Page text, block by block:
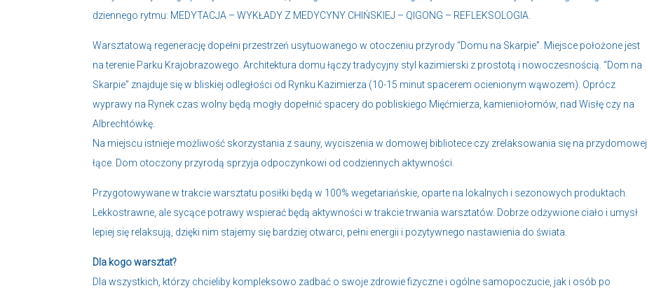
dziennego rytmu: MEDYTACJA – WYKŁADY Z MEDYCYNY CHIŃSKIEJ – QIGONG – REFLEKSOLOGIA.
Warsztatową regenerację dopełni przestrzeń usytuowanego w otoczeniu przyrody “Domu na Skarpie”. Miejsce położone jest
na terenie Parku Krajobrazowego. Architektura domu łączy tradycyjny styl kazimierski z prostotą i nowoczesnością. “Dom na
Skarpie” znajduje się w bliskiej odległości od Rynku Kazimierza (10-15 minut spacerem ocienionym wąwozem). Oprócz
wyprawy na Rynek czas wolny będą mogły dopełnić spacery do pobliskiego Mięćmierza, kamieniołomów, nad Wisłę czy na
Albrechtówkę.
Na miejscu istnieje możliwość skorzystania z sauny, wyciszenia w domowej bibliotece czy zrelaksowania się na przydomowej
łące. Dom otoczony przyrodą sprzyja odpoczynkowi od codziennych aktywności.
Przygotowywane w trakcie warsztatu posiłki będą w 100% wegetariańskie, oparte na lokalnych i sezonowych produktach.
Lekkostrawne, ale sycące potrawy wspierać będą aktywności w trakcie trwania warsztatów. Dobrze odżywione ciało i umysł
lepiej się relaksują, dzięki nim stajemy się bardziej otwarci, pełni energii i pozytywnego nastawienia do świata.
Dla kogo warsztat?
Dla wszystkich, którzy chcieliby kompleksowo zadbać o swoje zdrowie fizyczne i ogólne samopoczucie, jak i osób po